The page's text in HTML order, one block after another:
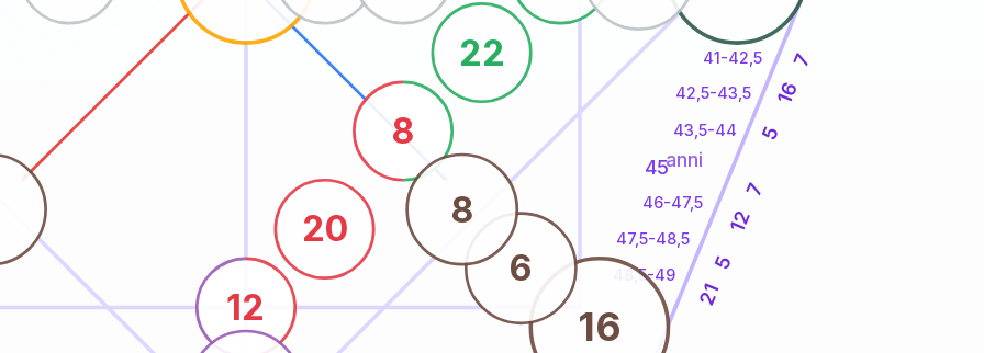
41-42,5
42,5-43,5
43,5-44
46-47,5
47,5-48,5
48,5-49
7
16
5
7
12
5
21
16
12
20
8
22
6
8
45anni